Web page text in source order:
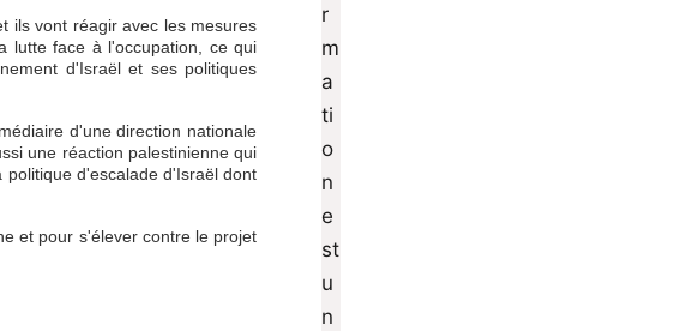
ils vont réagir avec les mesures
lutte face à l'occupation, ce qui
d'Israël et ses politiques
d'une direction nationale
une réaction palestinienne qui
d'escalade d'Israël dont
et pour s'élever contre le projet